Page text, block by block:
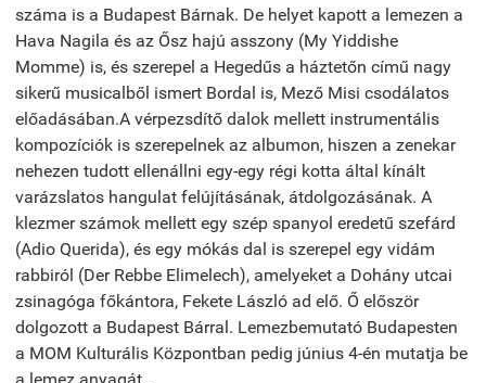
száma is a Budapest Bárnak. De helyet kapott a lemezen a
Hava Nagila és az Ősz hajú asszony (My Yiddishe
Momme) is, és szerepel a Hegedűs a háztetőn című nagy
sikerű musicalből ismert Bordal is, Mező Misi csodálatos
előadásában.A vérpezsdítő dalok mellett instrumentális
kompozíciók is szerepelnek az albumon, hiszen a zenekar
nehezen tudott ellenállni egy-egy régi kotta által kínált
varázslatos hangulat felújításának, átdolgozásának. A
klezmer számok mellett egy szép spanyol eredetű szefárd
(Adio Querida), és egy mókás dal is szerepel egy vidám
rabbiról (Der Rebbe Elimelech), amelyeket a Dohány utcai
zsinagóga főkántora, Fekete László ad elő. Ő először
dolgozott a Budapest Bárral. Lemezbemutató Budapesten
a MOM Kulturális Központban pedig június 4-én mutatja be
a lemez anyagát..